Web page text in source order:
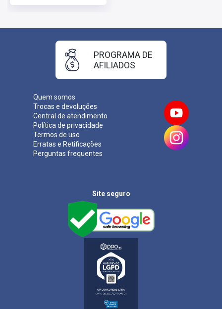
Quem somos
Trocas e devoluções
Central de atendimento
Política de privacidade
Termos de uso
Erratas e Retificações
Perguntas frequentes
PROGRAMA DE
AFILIADOS
Site seguro